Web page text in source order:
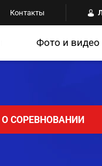
Контакты
Фото и видео
О СОРЕВНОВАНИИ